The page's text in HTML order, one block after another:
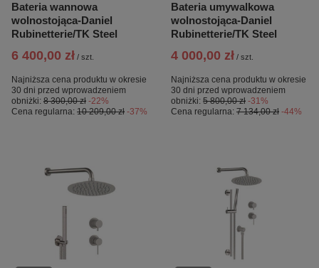
Bateria wannowa
wolnostojąca-Daniel
Rubinetterie/TK Steel
6 400,00 zł / szt.
Najniższa cena produktu w okresie
30 dni przed wprowadzeniem
obniżki: 8 300,00 zł -22%
Cena regularna: 10 209,00 zł -37%
Bateria umywalkowa
wolnostojąca-Daniel
Rubinetterie/TK Steel
4 000,00 zł / szt.
Najniższa cena produktu w okresie
30 dni przed wprowadzeniem
obniżki: 5 800,00 zł -31%
Cena regularna: 7 134,00 zł -44%